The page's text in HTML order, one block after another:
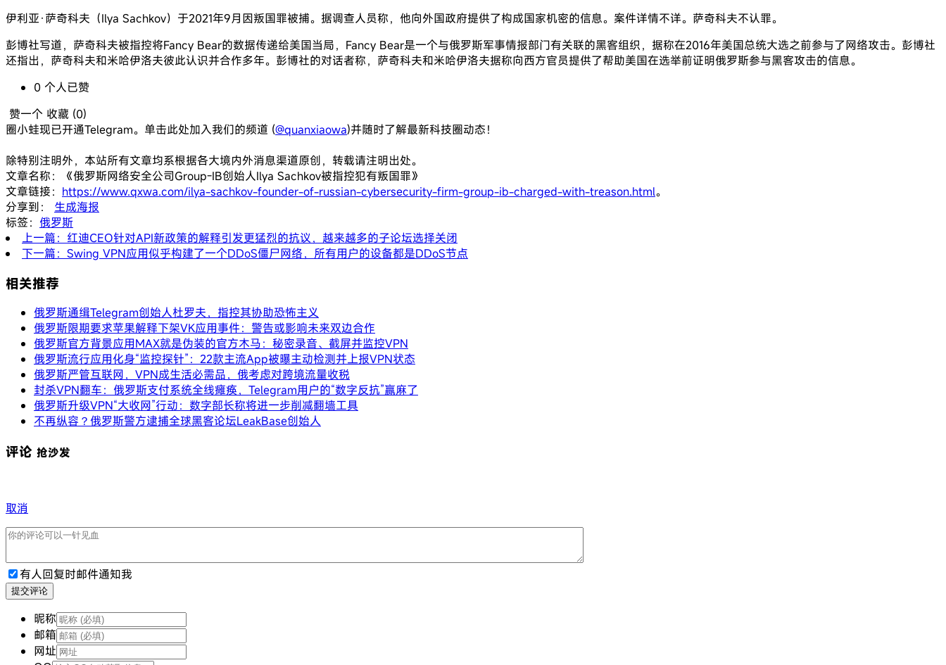
伊利亚·萨奇科夫（Ilya Sachkov）于2021年9月因叛国罪被捕。据调查人员称，他向外国政府提供了构成国家机密的信息。案件详情不详。萨奇科夫不认罪。
彭博社写道，萨奇科夫被指控将Fancy Bear的数据传递给美国当局，Fancy Bear是一个与俄罗斯军事情报部门有关联的黑客组织，据称在2016年美国总统大选之前参与了网络攻击。彭博社
还指出，萨奇科夫和米哈伊洛夫彼此认识并合作多年。彭博社的对话者称，萨奇科夫和米哈伊洛夫据称向西方官员提供了帮助美国在选举前证明俄罗斯参与黑客攻击的信息。
0 个人已赞
赞一个 收藏 (0)
圈小蛙现已开通Telegram。单击此处加入我们的频道 (@quanxiaowa)并随时了解最新科技圈动态！
除特别注明外，本站所有文章均系根据各大境内外消息渠道原创，转载请注明出处。
文章名称：《俄罗斯网络安全公司Group-IB创始人Ilya Sachkov被指控犯有叛国罪》
文章链接： https://www.qxwa.com/ilya-sachkov-founder-of-russian-cybersecurity-firm-group-ib-charged-with-treason.html。
分享到：
生成海报
标签： 俄罗斯
上一篇：红迪CEO针对API新政策的解释引发更猛烈的抗议，越来越多的子论坛选择关闭
下一篇：Swing VPN应用似乎构建了一个DDoS僵尸网络，所有用户的设备都是DDoS节点
相关推荐
俄罗斯通缉Telegram创始人杜罗夫，指控其协助恐怖主义
俄罗斯限期要求苹果解释下架VK应用事件：警告或影响未来双边合作
俄罗斯官方背景应用MAX就是伪装的官方木马：秘密录音、截屏并监控VPN
俄罗斯流行应用化身“监控探针”：22款主流App被曝主动检测并上报VPN状态
俄罗斯严管互联网，VPN成生活必需品，俄考虑对跨境流量收税
封杀VPN翻车：俄罗斯支付系统全线瘫痪，Telegram用户的“数字反抗”赢麻了
俄罗斯升级VPN“大收网”行动：数字部长称将进一步削减翻墙工具
不再纵容？俄罗斯警方逮捕全球黑客论坛LeakBase创始人
评论 抢沙发
取消
有人回复时邮件通知我
提交评论
昵称
邮箱
网址